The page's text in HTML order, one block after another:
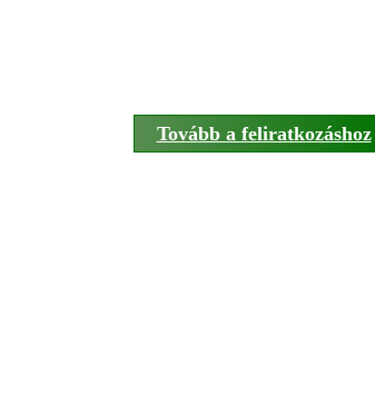
Tovább a feliratkozáshoz